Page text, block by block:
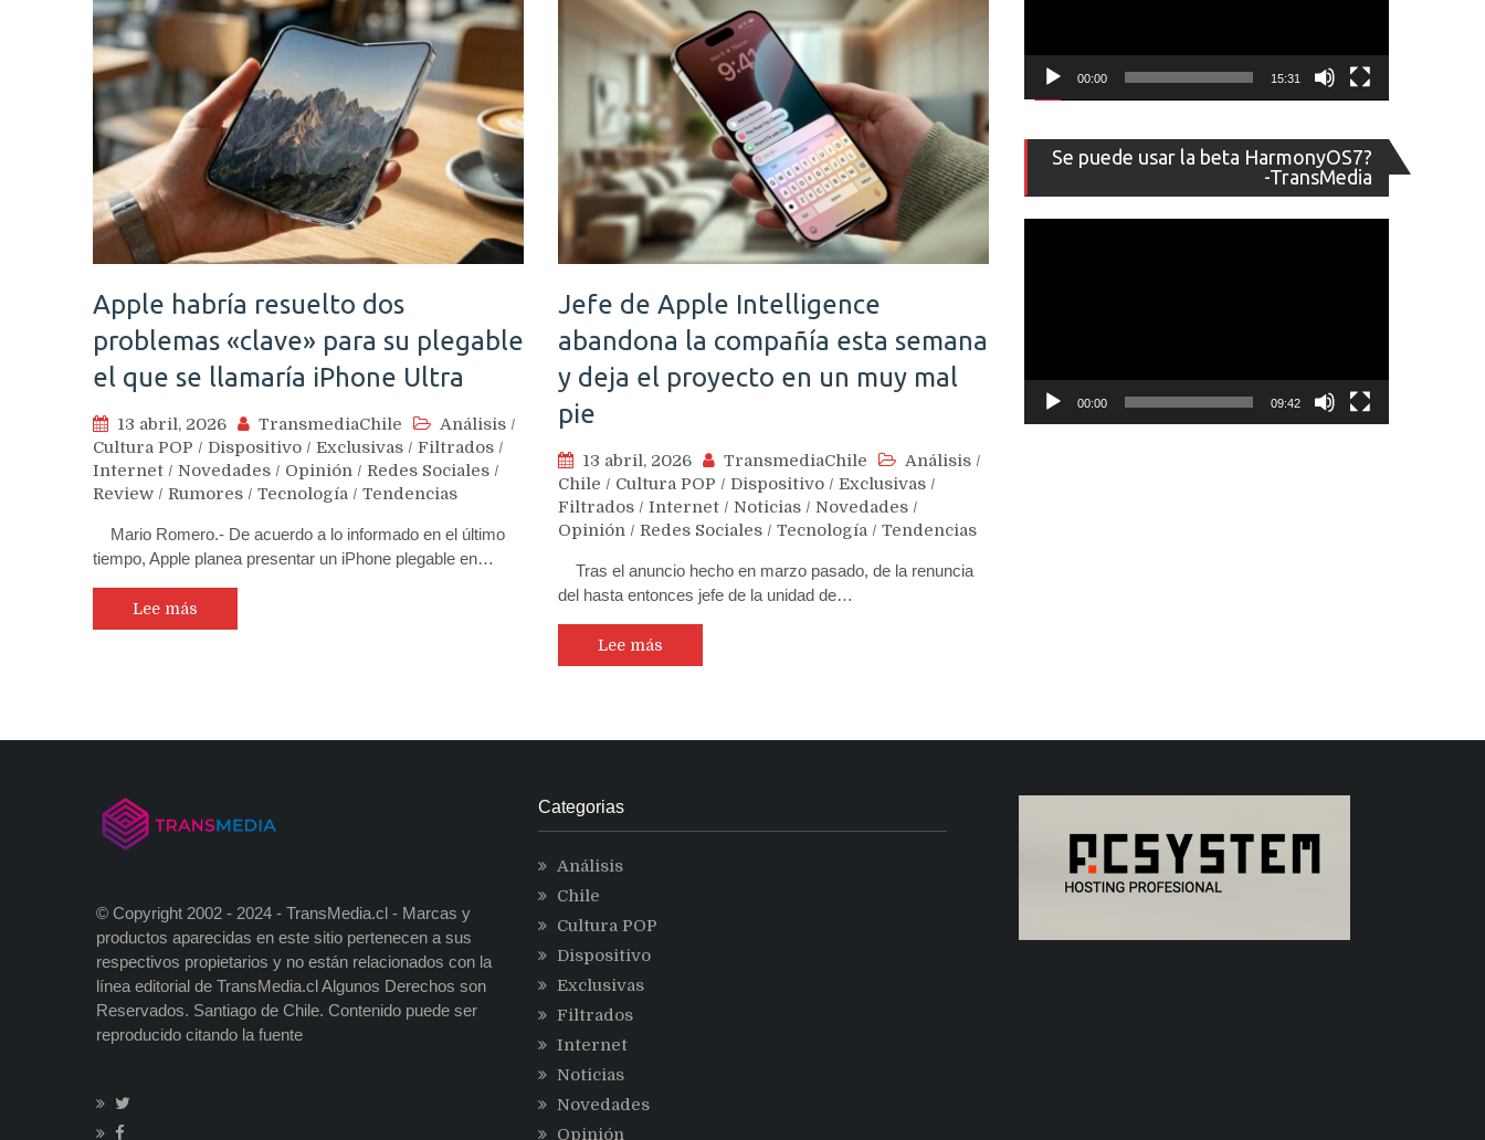
Apple habría resuelto dos
problemas «clave» para su plegable
el que se llamaría iPhone Ultra
13 abril, 2026 TransmediaChile Análisis /
Cultura POP / Dispositivo / Exclusivas / Filtrados /
Internet / Novedades / Opinión / Redes Sociales /
Review / Rumores / Tecnología / Tendencias
Mario Romero.- De acuerdo a lo informado en el último
tiempo, Apple planea presentar un iPhone plegable en…
Lee más
Jefe de Apple Intelligence
abandona la compañía esta semana
y deja el proyecto en un muy mal
pie
13 abril, 2026 TransmediaChile Análisis /
Chile / Cultura POP / Dispositivo / Exclusivas /
Filtrados / Internet / Noticias / Novedades /
Opinión / Redes Sociales / Tecnología / Tendencias
Tras el anuncio hecho en marzo pasado, de la renuncia
del hasta entonces jefe de la unidad de…
Lee más
00:00 15:31
Se puede usar la beta HarmonyOS7?
-TransMedia
de
vídeo
00:00 09:42
© Copyright 2002 - 2024 - TransMedia.cl - Marcas y
productos aparecidas en este sitio pertenecen a sus
respectivos propietarios y no están relacionados con la
línea editorial de TransMedia.cl Algunos Derechos son
Reservados. Santiago de Chile. Contenido puede ser
reproducido citando la fuente
Categorias
Análisis
Chile
Cultura POP
Dispositivo
Exclusivas
Filtrados
Internet
Noticias
Novedades
Opinión